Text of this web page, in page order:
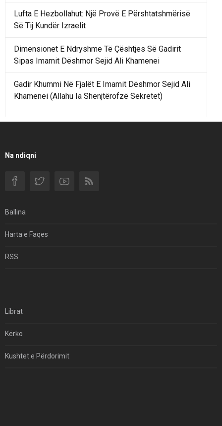
Lufta E Hezbollahut: Një Provë E Përshtatshmërisë
Së Tij Kundër Izraelit
Dimensionet E Ndryshme Të Çështjes Së Gadirit
Sipas Imamit Dëshmor Sejid Ali Khamenei
Gadir Khummi Në Fjalët E Imamit Dëshmor Sejid Ali
Khamenei (Allahu Ia Shenjtërofzë Sekretet)
Një Rend Rajonal I Udhëhequr Nga Irani Kundrejt Një
Filmi I Shkurtër Iranian “Pasta Alfredo” Ka Udhëtuar
Na ndiqni
Ballina
Harta e Faqes
RSS
Librat
Kërko
Kushtet e Përdorimit